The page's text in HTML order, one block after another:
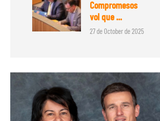
Compromesos
vol que ...
27 de October de 2025